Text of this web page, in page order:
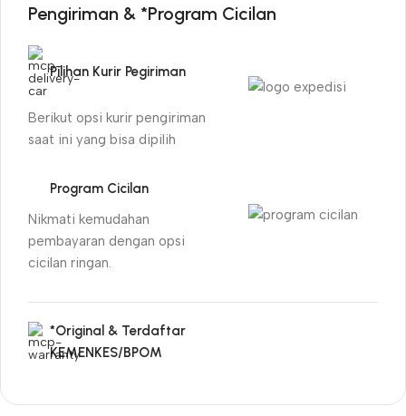
Pengiriman & *Program Cicilan
Pilihan Kurir Pegiriman
Berikut opsi kurir pengiriman
saat ini yang bisa dipilih
Program Cicilan
Nikmati kemudahan
pembayaran dengan opsi
cicilan ringan.
*Original & Terdaftar
KEMENKES/BPOM